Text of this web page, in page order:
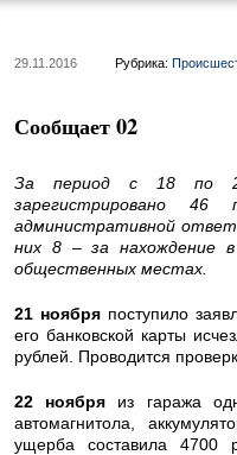
29.11.2016 Рубрика:
Сообщает 02
За период с 18 по
зарегистрировано
административной
них 8 – за нахождение в
общественных местах.
21 ноября поступило
его банковской карты
рублей. Проводится
22 ноября из гаража
автомагнитола,
ущерба составила 4700